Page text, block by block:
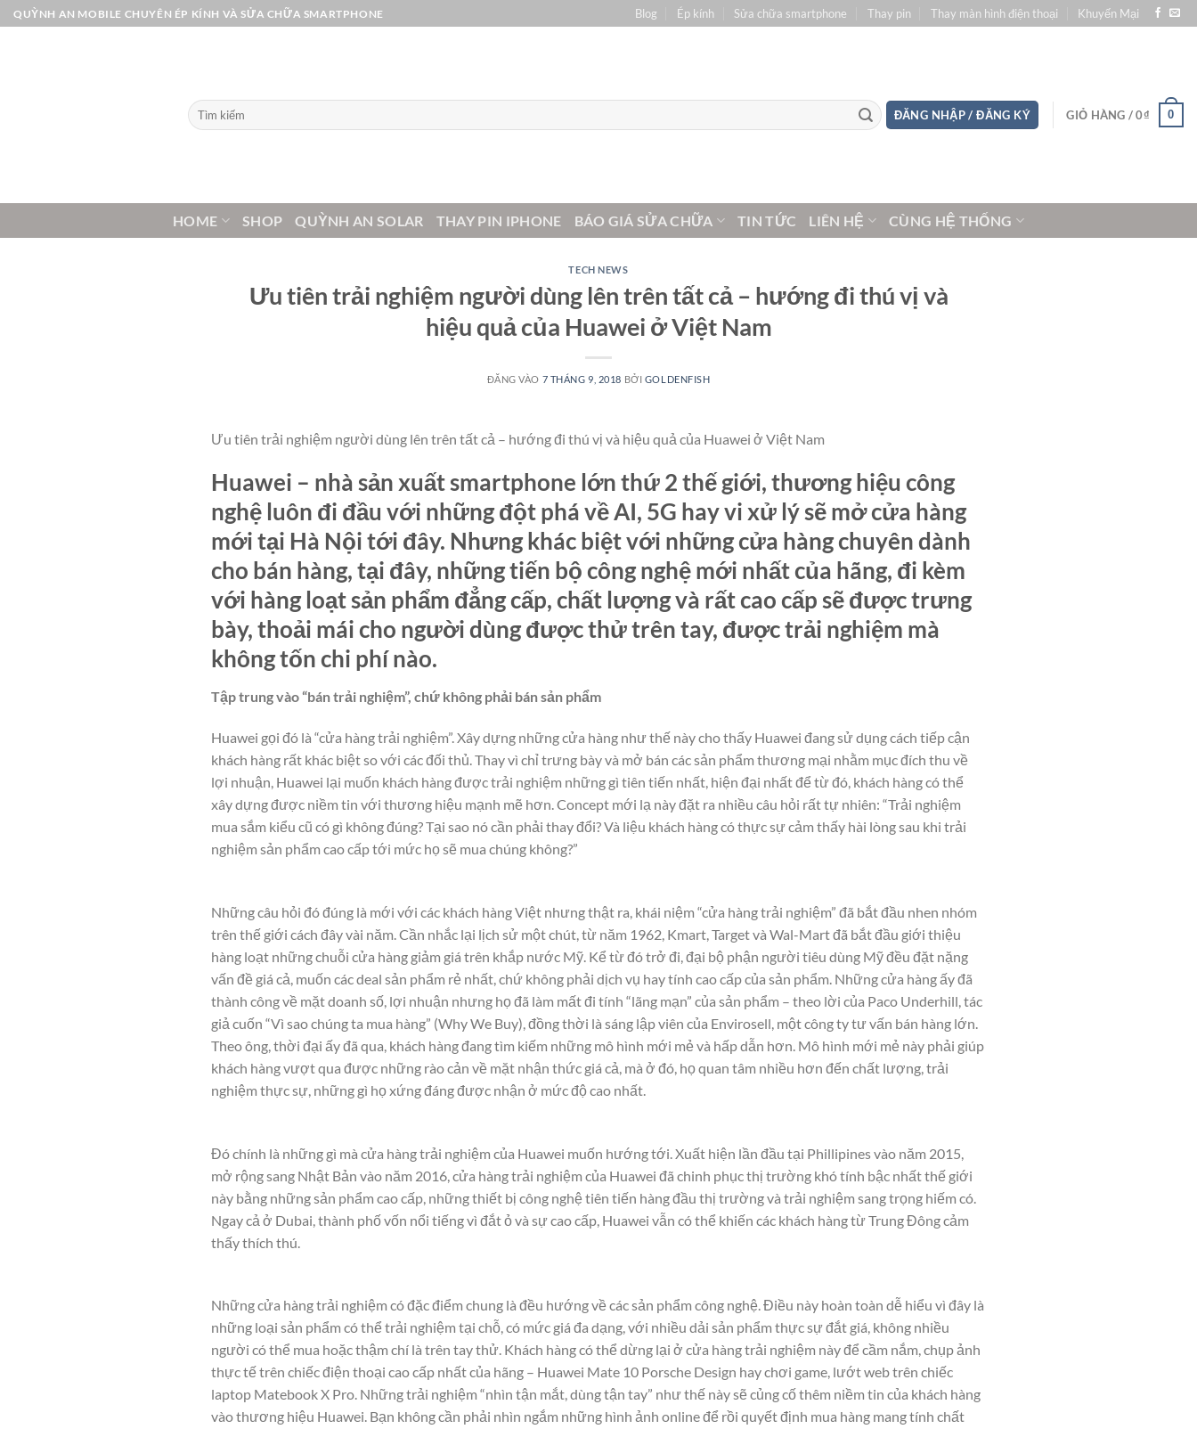
Bỏ
qua
QUỲNH AN MOBILE CHUYÊN ÉP KÍNH VÀ SỬA CHỮA SMARTPHONE Blog Ép kính Sửa chữa smartphone Thay pin Thay màn hình điện thoại Khuyến Mại
Tìm
kiếm:
ĐĂNG NHẬP / ĐĂNG KÝ GIỎ HÀNG /0₫ 0
HOME SHOP QUỲNH AN SOLAR THAY PIN IPHONE BÁO GIÁ SỬA CHỮA TIN TỨC LIÊN HỆ CÙNG HỆ THỐNG
TECH NEWS
Ưu tiên trải nghiệm người dùng lên trên tất cả – hướng đi thú vị và
hiệu quả của Huawei ở Việt Nam
ĐĂNG VÀO 7 THÁNG 9, 2018 BỞI GOLDENFISH
Ưu tiên trải nghiệm người dùng lên trên tất cả – hướng đi thú vị và hiệu quả của Huawei ở Việt Nam
Huawei – nhà sản xuất smartphone lớn thứ 2 thế giới, thương hiệu công
nghệ luôn đi đầu với những đột phá về AI, 5G hay vi xử lý sẽ mở cửa hàng
mới tại Hà Nội tới đây. Nhưng khác biệt với những cửa hàng chuyên dành
cho bán hàng, tại đây, những tiến bộ công nghệ mới nhất của hãng, đi kèm
với hàng loạt sản phẩm đẳng cấp, chất lượng và rất cao cấp sẽ được trưng
bày, thoải mái cho người dùng được thử trên tay, được trải nghiệm mà
không tốn chi phí nào.
Tập trung vào “bán trải nghiệm”, chứ không phải bán sản phẩm
Huawei gọi đó là “cửa hàng trải nghiệm”. Xây dựng những cửa hàng như thế này cho thấy Huawei đang sử dụng cách tiếp cận
khách hàng rất khác biệt so với các đối thủ. Thay vì chỉ trưng bày và mở bán các sản phẩm thương mại nhằm mục đích thu về
lợi nhuận, Huawei lại muốn khách hàng được trải nghiệm những gì tiên tiến nhất, hiện đại nhất để từ đó, khách hàng có thể
xây dựng được niềm tin với thương hiệu mạnh mẽ hơn. Concept mới lạ này đặt ra nhiều câu hỏi rất tự nhiên: “Trải nghiệm
mua sắm kiểu cũ có gì không đúng? Tại sao nó cần phải thay đổi? Và liệu khách hàng có thực sự cảm thấy hài lòng sau khi trải
nghiệm sản phẩm cao cấp tới mức họ sẽ mua chúng không?”
Những câu hỏi đó đúng là mới với các khách hàng Việt nhưng thật ra, khái niệm “cửa hàng trải nghiệm” đã bắt đầu nhen nhóm
trên thế giới cách đây vài năm. Cần nhắc lại lịch sử một chút, từ năm 1962, Kmart, Target và Wal-Mart đã bắt đầu giới thiệu
hàng loạt những chuỗi cửa hàng giảm giá trên khắp nước Mỹ. Kể từ đó trở đi, đại bộ phận người tiêu dùng Mỹ đều đặt nặng
vấn đề giá cả, muốn các deal sản phẩm rẻ nhất, chứ không phải dịch vụ hay tính cao cấp của sản phẩm. Những cửa hàng ấy đã
thành công về mặt doanh số, lợi nhuận nhưng họ đã làm mất đi tính “lãng mạn” của sản phẩm – theo lời của Paco Underhill, tác
giả cuốn “Vì sao chúng ta mua hàng” (Why We Buy), đồng thời là sáng lập viên của Envirosell, một công ty tư vấn bán hàng lớn.
Theo ông, thời đại ấy đã qua, khách hàng đang tìm kiếm những mô hình mới mẻ và hấp dẫn hơn. Mô hình mới mẻ này phải giúp
khách hàng vượt qua được những rào cản về mặt nhận thức giá cả, mà ở đó, họ quan tâm nhiều hơn đến chất lượng, trải
nghiệm thực sự, những gì họ xứng đáng được nhận ở mức độ cao nhất.
Đó chính là những gì mà cửa hàng trải nghiệm của Huawei muốn hướng tới. Xuất hiện lần đầu tại Phillipines vào năm 2015,
mở rộng sang Nhật Bản vào năm 2016, cửa hàng trải nghiệm của Huawei đã chinh phục thị trường khó tính bậc nhất thế giới
này bằng những sản phẩm cao cấp, những thiết bị công nghệ tiên tiến hàng đầu thị trường và trải nghiệm sang trọng hiếm có.
Ngay cả ở Dubai, thành phố vốn nổi tiếng vì đắt ỏ và sự cao cấp, Huawei vẫn có thể khiến các khách hàng từ Trung Đông cảm
thấy thích thú.
Những cửa hàng trải nghiệm có đặc điểm chung là đều hướng về các sản phẩm công nghệ. Điều này hoàn toàn dễ hiểu vì đây là
những loại sản phẩm có thể trải nghiệm tại chỗ, có mức giá đa dạng, với nhiều dải sản phẩm thực sự đắt giá, không nhiều
người có thể mua hoặc thậm chí là trên tay thử. Khách hàng có thể dừng lại ở cửa hàng trải nghiệm này để cầm nắm, chụp ảnh
thực tế trên chiếc điện thoại cao cấp nhất của hãng – Huawei Mate 10 Porsche Design hay chơi game, lướt web trên chiếc
laptop Matebook X Pro. Những trải nghiệm “nhìn tận mắt, dùng tận tay” như thế này sẽ củng cố thêm niềm tin của khách hàng
vào thương hiệu Huawei. Bạn không cần phải nhìn ngắm những hình ảnh online để rồi quyết định mua hàng mang tính chất